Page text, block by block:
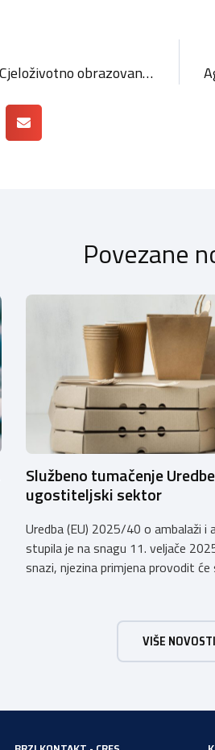
Javni poziv za Program “Cjeloživotno obrazovanje za obrtništvo” za 2022. godinu
Povezane
Službeno tumačenje
ugostiteljski sektor
Uredba (EU) 2025/40 o ambalaži i
stupila je na snagu 11. veljače
snazi, njezina primjena provodit
tranzicije službeno tumačenje
ugostiteljski sektor. Tumačenje
VIŠE NOVOSTI